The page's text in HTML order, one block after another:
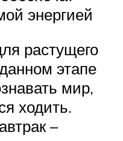
энергией
растущего
этапе
мир,
ходить.
–